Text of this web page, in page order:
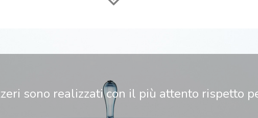
sono realizzati con il più attento rispetto